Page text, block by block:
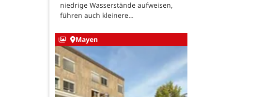
niedrige Wasserstände aufweisen,
führen auch kleinere…
Mayen